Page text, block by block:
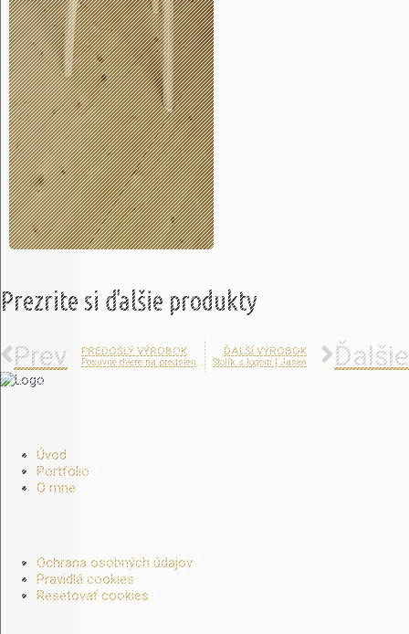
Prezrite si ďalšie produkty
Prev PREDOŠLÝ VÝROBOK ĎALŠÍ VÝROBOK
Stolík s logom | Jaseň Ďalšie
Úvod
Portfólio
O mne
Ochrana osobných údajov
Pravidlá cookies
Resetovať cookies